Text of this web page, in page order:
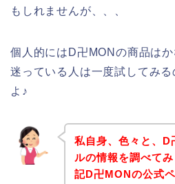
もしれませんが、、、
個人的にはD卍MONの商品はか
迷っている人は一度試してみ
よ♪
私自身、色々と、D
ルの情報を調べて
記D卍MONの公式